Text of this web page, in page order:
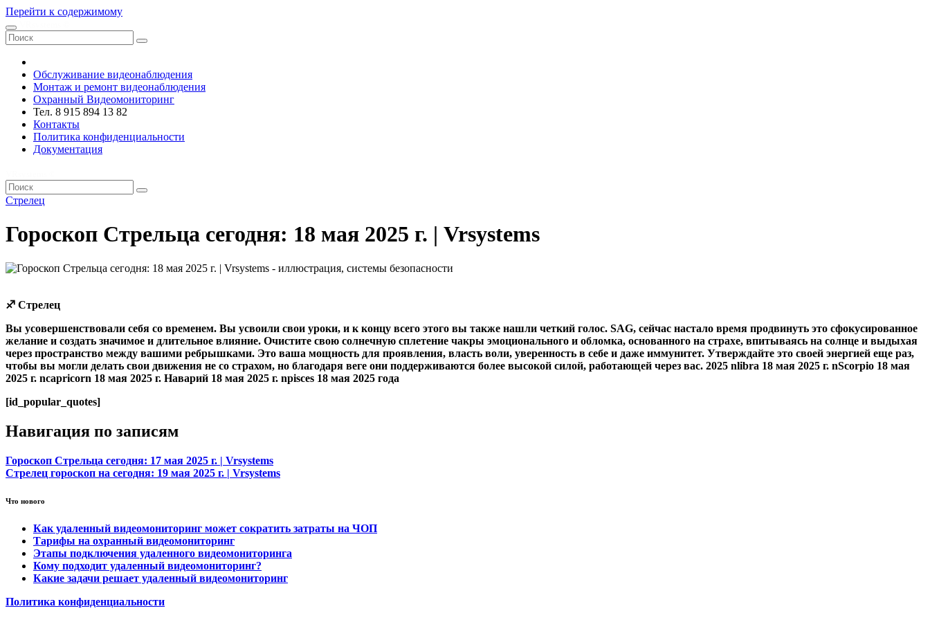
Перейти к содержимому
Обслуживание видеонаблюдения
Монтаж и ремонт видеонаблюдения
Охранный Видеомониторинг
Тел. 8 915 894 13 82
Контакты
Политика конфиденциальности
Документация
Стрелец
Гороскоп Стрельца сегодня: 18 мая 2025 г. | Vrsystems
♐ Стрелец
Вы усовершенствовали себя со временем. Вы усвоили свои уроки, и к концу всего этого вы также нашли четкий голос. SAG, сейчас настало время продвинуть это сфокусированное
желание и создать значимое и длительное влияние. Очистите свою солнечную сплетение чакры эмоционального и обломка, основанного на страхе, впитываясь на солнце и выдыхая
через пространство между вашими ребрышками. Это ваша мощность для проявления, власть воли, уверенность в себе и даже иммунитет. Утверждайте это своей энергией еще раз,
чтобы вы могли делать свои движения не со страхом, но благодаря веге они поддерживаются более высокой силой, работающей через вас. 2025 nlibra 18 мая 2025 г. nScorpio 18 мая
2025 г. ncapricorn 18 мая 2025 г. Наварий 18 мая 2025 г. npisces 18 мая 2025 года
[id_popular_quotes]
Навигация по записям
Гороскоп Стрельца сегодня: 17 мая 2025 г. | Vrsystems
Стрелец гороскоп на сегодня: 19 мая 2025 г. | Vrsystems
Что нового
Как удаленный видеомониторинг может сократить затраты на ЧОП
Тарифы на охранный видеомониторинг
Этапы подключения удаленного видеомониторинга
Кому подходит удаленный видеомониторинг?
Какие задачи решает удаленный видеомониторинг
Политика конфиденциальности